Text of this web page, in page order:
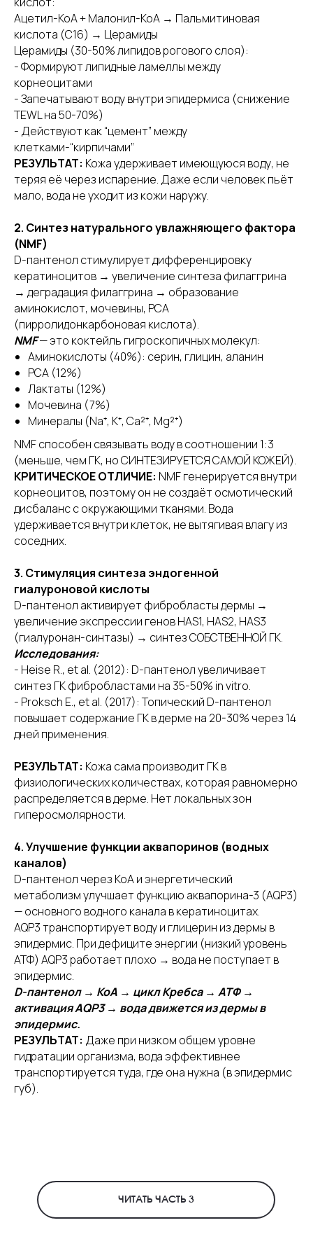
Ацетил-КоА + Малонил-КоА → Пальмитиновая
кислота (C16) → Церамиды
Церамиды (30-50% липидов рогового слоя):
- Формируют липидные ламеллы между
корнеоцитами
- Запечатывают воду внутри эпидермиса (снижение
TEWL на 50-70%)
- Действуют как “цемент” между
клетками-“кирпичами”
РЕЗУЛЬТАТ: Кожа удерживает имеющуюся воду, не
теряя её через испарение. Даже если человек пьёт
мало, вода не уходит из кожи наружу.
2. Синтез натурального увлажняющего фактора
(NMF)
D-пантенол стимулирует дифференцировку
кератиноцитов → увеличение синтеза филаггрина
→ деградация филаггрина → образование
аминокислот, мочевины, PCA
(пирролидонкарбоновая кислота).
NMF— это коктейль гигроскопичных молекул:
Аминокислоты (40%): серин, глицин, аланин
PCA (12%)
Лактаты (12%)
Мочевина (7%)
Минералы (Na⁺, K⁺, Ca²⁺, Mg²⁺)
NMF способен связывать воду в соотношении 1:3
(меньше, чем ГК, но СИНТЕЗИРУЕТСЯ САМОЙ КОЖЕЙ).
КРИТИЧЕСКОЕ ОТЛИЧИЕ: NMF генерируется внутри
корнеоцитов, поэтому он не создаёт осмотический
дисбаланс с окружающими тканями. Вода
удерживается внутри клеток, не вытягивая влагу из
соседних.
3. Стимуляция синтеза эндогенной
гиалуроновой кислоты
D-пантенол активирует фибробласты дермы →
увеличение экспрессии генов HAS1, HAS2, HAS3
(гиалуронан-синтазы) → синтез СОБСТВЕННОЙ ГК.
Исследования:
- Heise R., et al. (2012): D-пантенол увеличивает
синтез ГК фибробластами на 35-50% in vitro.
- Proksch E., et al. (2017): Топический D-пантенол
повышает содержание ГК в дерме на 20-30% через 14
дней применения.
РЕЗУЛЬТАТ: Кожа сама производит ГК в
физиологических количествах, которая равномерно
распределяется в дерме. Нет локальных зон
гиперосмолярности.
4. Улучшение функции аквапоринов (водных
каналов)
D-пантенол через КоА и энергетический
метаболизм улучшает функцию аквапорина-3 (AQP3)
— основного водного канала в кератиноцитах.
AQP3 транспортирует воду и глицерин из дермы в
эпидермис. При дефиците энергии (низкий уровень
АТФ) AQP3 работает плохо → вода не поступает в
эпидермис.
D-пантенол → КоА → цикл Кребса → АТФ →
активация AQP3 → вода движется из дермы в
эпидермис.
РЕЗУЛЬТАТ: Даже при низком общем уровне
гидратации организма, вода эффективнее
транспортируется туда, где она нужна (в эпидермис
губ).
ЧИТАТЬ ЧАСТЬ 3
Facebook
ИГ
О нас
ПОЛИТИКА КОНФИДЕНЦИАЛЬНОСТИ
ДОГОВОР ОФЕРТЫ
Согласие на обработку
персональных данных
Доставка и Возврат
Об оплате
ВАЖНОЕ
Адрес: 656045, Барнаул, ул.
Гоголя д 94-33
ОГРНИП 32122020025516
ИНН 222506554541
О КОМПАНИИ
Каталог
Отзывы